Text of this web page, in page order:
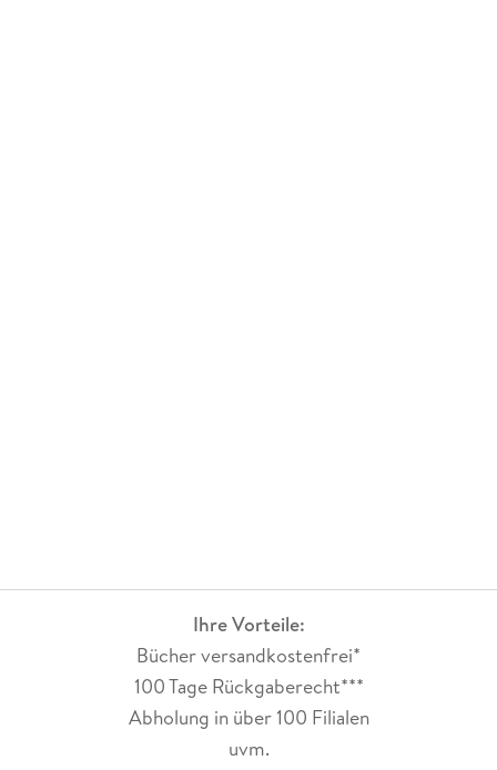
Ihre Vorteile:
Bücher versandkostenfrei*
100 Tage Rückgaberecht***
Abholung in über 100 Filialen
uvm.